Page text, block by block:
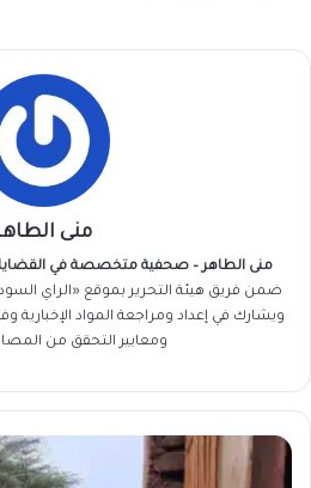
منى
منى الطاهر – صحفية متخصصة في القضايا
ضمن فريق هيئة التحرير بموقع «الراي
ويشارك في إعداد ومراجعة المواد الإخبارية
ومعايير التحقق من
ارتفاع
أعداد